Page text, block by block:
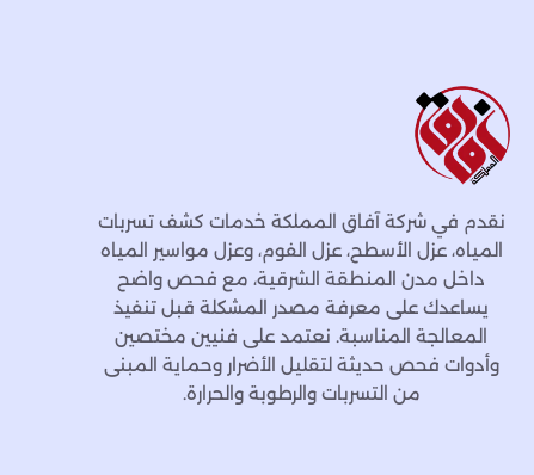
نقدم في شركة آفاق المملكة خدمات كشف تسربات
المياه، عزل الأسطح، عزل الفوم، وعزل مواسير المياه
داخل مدن المنطقة الشرقية، مع فحص واضح
يساعدك على معرفة مصدر المشكلة قبل تنفيذ
المعالجة المناسبة. نعتمد على فنيين مختصين
وأدوات فحص حديثة لتقليل الأضرار وحماية المبنى
من التسربات والرطوبة والحرارة.